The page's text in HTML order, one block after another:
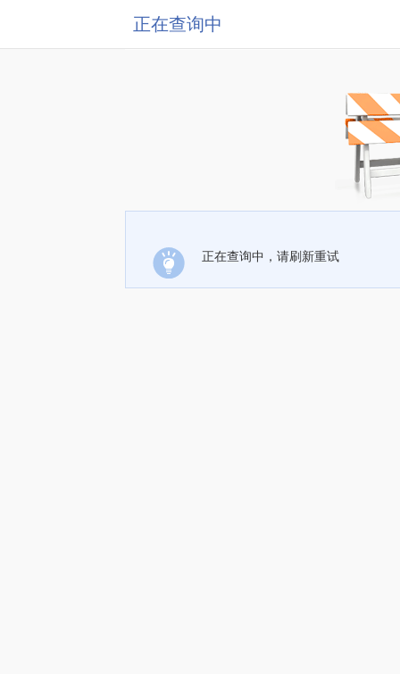
正在查询中
正在查询中，请刷新重试